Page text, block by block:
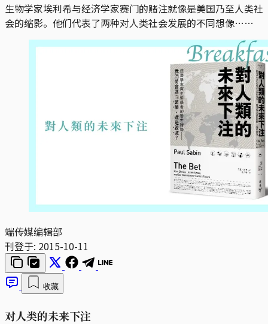
生物学家埃利希与经济学家赛门的赌注就像是美国乃至人类社
会的缩影。他们代表了两种对人类社会发展的不同想像……
端传媒编辑部
刊登于: 2015-10-11
收藏
对人类的未来下注